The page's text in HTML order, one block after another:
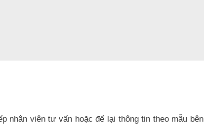
nhân viên tư vấn hoặc để lại thông tin theo mẫu bên